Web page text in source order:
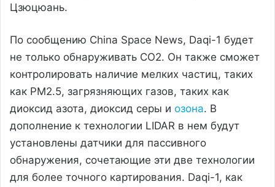
Цзюцюань.
По сообщению China Space News, Daqi-1 будет
не только обнаруживать CO2. Он также сможет
контролировать наличие мелких частиц, таких
как PM2.5, загрязняющих газов, таких как
диоксид азота, диоксид серы и озона. В
дополнение к технологии LIDAR в нем будут
установлены датчики для пассивного
обнаружения, сочетающие эти две технологии
для более точного картирования. Daqi-1, как